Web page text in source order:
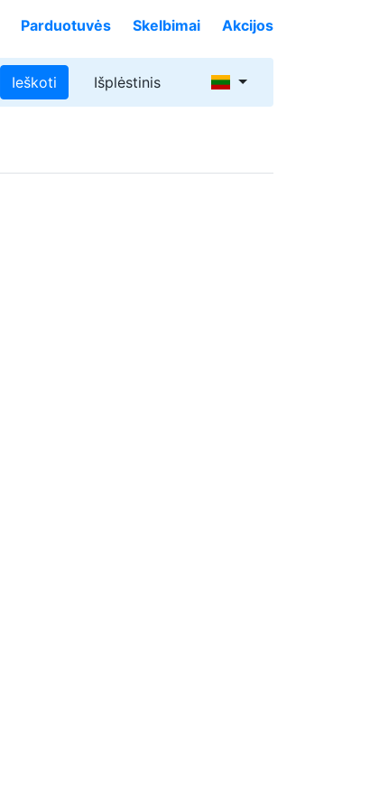
Parduotuvės Skelbimai Akcijos
Ieškoti Išplėstinis